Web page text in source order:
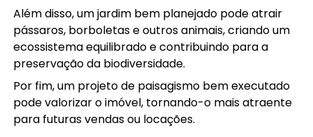
Além disso, um jardim bem planejado pode atrair
pássaros, borboletas e outros animais, criando um
ecossistema equilibrado e contribuindo para a
preservação da biodiversidade.
Por fim, um projeto de paisagismo bem executado
pode valorizar o imóvel, tornando-o mais atraente
para futuras vendas ou locações.